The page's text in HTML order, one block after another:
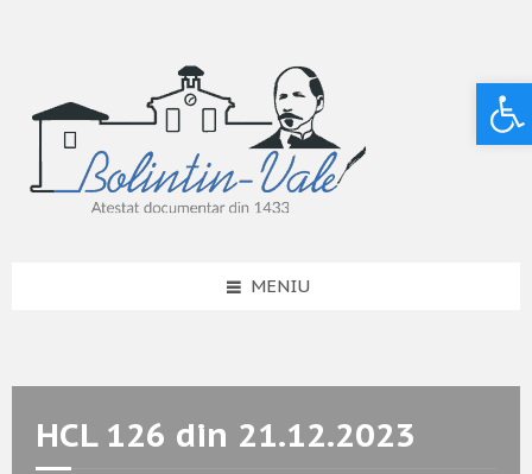
MENIU
HCL 126 din 21.12.2023
Deschide bara de unelte